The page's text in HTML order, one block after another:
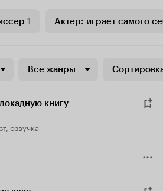
1 Актер: играет самого
Все жанры
книгу
озвучка